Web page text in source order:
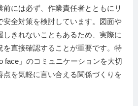
前には必ず、作業責任者とともにリ
安全対策を検討しています。図面や
しきれないこともあるため、実際に
を直接確認することが重要です。特
face」のコミュニケーションを大切
点を気軽に言い合える関係づくりを